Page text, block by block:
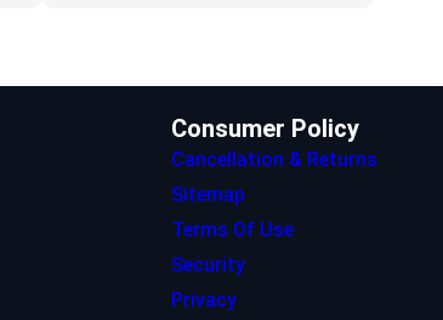
Consumer Policy
Cancellation & Returns
Sitemap
Terms Of Use
Security
Privacy